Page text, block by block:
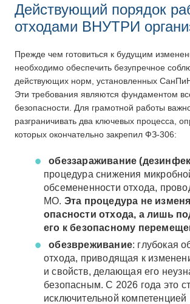
Действующий порядок
отходами ВНУТРИ
Прежде чем готовиться к будущим
необходимо обеспечить безупречное
действующих норм, установленных
Эти требования являются фундаментом
безопасности. Для грамотной работы
разграничивать два ключевых процесса,
которых окончательно закрепил ФЗ-306:
обеззараживание
процедура снижения
обсемененности отхода,
МО. Эта процедура не
опасности отхода, а лишь
его к безопасному
обезвреживание: глубокая
отхода, приводящая к
и свойств, делающая его
безопасным. С 2026 года это
исключительной компетенцией